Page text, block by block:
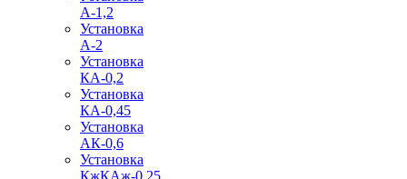
А-1,2
Установка
А-2
Установка
КА-0,2
Установка
КА-0,45
Установка
АК-0,6
Установка
КжКАж-0,25